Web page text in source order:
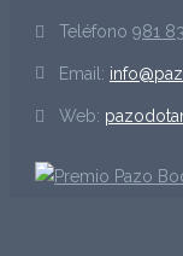
Teléfono 981
Email:
Web: